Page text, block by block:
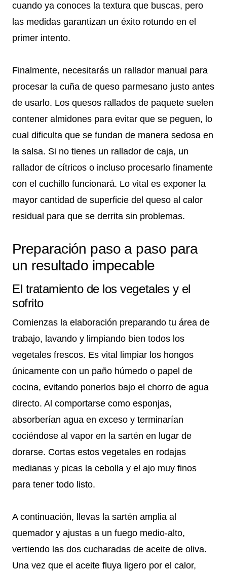
cuando ya conoces la textura que buscas, pero
las medidas garantizan un éxito rotundo en el
primer intento.
Finalmente, necesitarás un rallador manual para
procesar la cuña de queso parmesano justo antes
de usarlo. Los quesos rallados de paquete suelen
contener almidones para evitar que se peguen, lo
cual dificulta que se fundan de manera sedosa en
la salsa. Si no tienes un rallador de caja, un
rallador de cítricos o incluso procesarlo finamente
con el cuchillo funcionará. Lo vital es exponer la
mayor cantidad de superficie del queso al calor
residual para que se derrita sin problemas.
Preparación paso a paso para
un resultado impecable
El tratamiento de los vegetales y el
sofrito
Comienzas la elaboración preparando tu área de
trabajo, lavando y limpiando bien todos los
vegetales frescos. Es vital limpiar los hongos
únicamente con un paño húmedo o papel de
cocina, evitando ponerlos bajo el chorro de agua
directo. Al comportarse como esponjas,
absorberían agua en exceso y terminarían
cociéndose al vapor en la sartén en lugar de
dorarse. Cortas estos vegetales en rodajas
medianas y picas la cebolla y el ajo muy finos
para tener todo listo.
A continuación, llevas la sartén amplia al
quemador y ajustas a un fuego medio-alto,
vertiendo las dos cucharadas de aceite de oliva.
Una vez que el aceite fluya ligero por el calor,